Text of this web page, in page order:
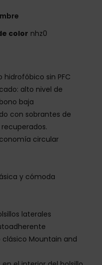
color nhz0
sin PFC
alto nivel de
baja
con sobrantes de
circular
y cómoda
laterales
clásico Mountain and